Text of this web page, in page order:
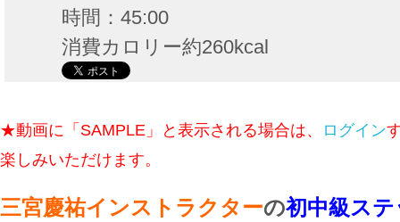
時間：45:00
消費カロリー約260kcal
★動画に「SAMPLE」と表示される場合は、 ログイン
楽しみいただけます。
三宮慶祐インストラクターの初中級ス